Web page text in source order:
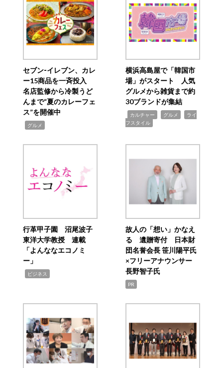
セブン‐イレブン、カレ
ー15商品を一斉投入
名店監修から冷製うど
んまで“夏のカレーフェ
ス”を開催中
グルメ
横浜高島屋で「韓国市
場」がスタート 人気
グルメから雑貨まで約
30ブランドが集結
カルチャー グルメ
ライ
フスタイル
行革甲子園 沼尾波子
東洋大学教授 連載
「よんななエコノミ
ー」
ビジネス
故人の「想い」かなえ
る 遺贈寄付 日本財
団名誉会長 笹川陽平氏
×フリーアナウンサー
長野智子氏
PR